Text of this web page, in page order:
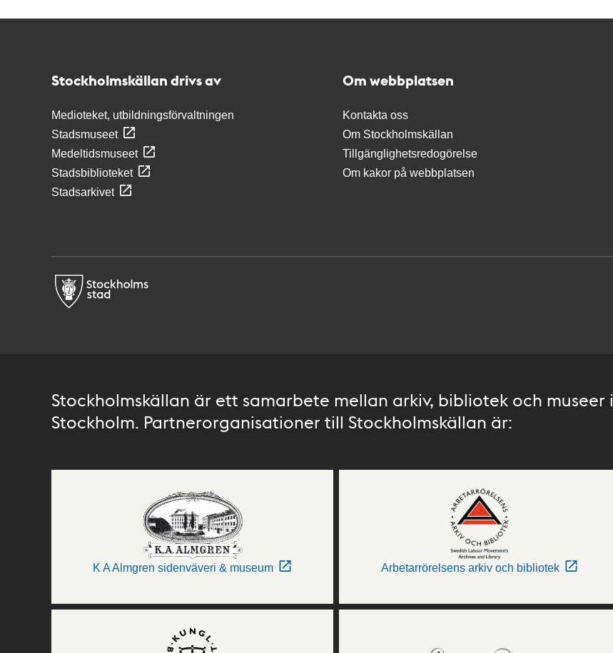
Stockholmskällan drivs av
Medioteket, utbildningsförvaltningen
Stadsmuseet
Medeltidsmuseet
Stadsbiblioteket
Stadsarkivet
Om webbplatsen
Kontakta oss
Om Stockholmskällan
Tillgänglighetsredogörelse
Om kakor på webbplatsen
Stockholmskällan är ett samarbete mellan arkiv, bibliotek och museer i
Stockholm. Partnerorganisationer till Stockholmskällan är:
K A Almgren sidenväveri & museum Arbetarrörelsens arkiv och bibliotek